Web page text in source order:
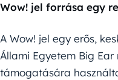
Wow! jel forrása egy
A Wow! jel egy erős,
Állami Egyetem Big
támogatására